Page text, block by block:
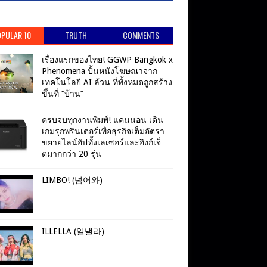
10 TRUTH COMMENTS
เรื่องแรกของไทย! GGWP Bangkok x
Phenomena ปั้นหนังโฆษณาจาก
เทคโนโลยี AI ล้วน ที่ทั้งหมดถูกสร้าง
ขึ้นที่ “บ้าน”
ครบจบทุกงานพิมพ์! แคนนอน เดิน
เกมรุกพรินเตอร์เพื่อธุรกิจเต็มอัตรา
ขยายไลน์อัปทั้งเลเซอร์และอิงก์เจ็
ตมากกว่า 20 รุ่น
LIMBO! (넘어와)
ILLELLA (일낼라)